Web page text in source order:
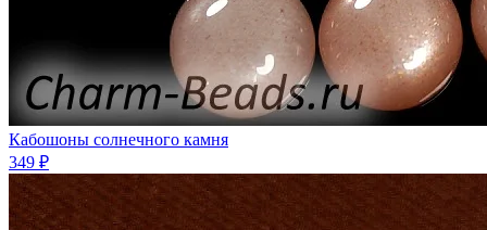
Кабошоны солнечного камня
349 ₽